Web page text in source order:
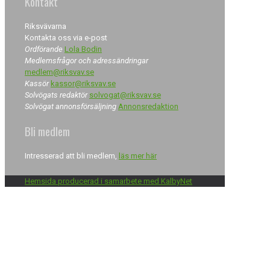
Riksvävarna
Kontakta oss via e-post
Ordförande Lola Bodin
Medlemsfrågor och adressändringar
medlem@riksvav.se
Kassör kassor@riksvav.se
Solvögats redaktör solvogat@riksvav.se
Solvögat annonsförsäljning Annonsredaktion
Bli medlem
Intresserad att bli medlem, läs mer här
Hemsida producerad i samarbete med KalbyNet